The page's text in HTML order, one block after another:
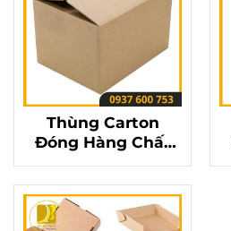
Thùng Carton
Đóng Hàng Chất
Lượng Vượt Trội –
Lựa Chọn Lý Tưởng
Cho Mọi Doanh
Nghiệp